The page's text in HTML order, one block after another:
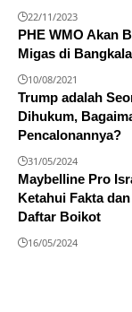
22/11/2023
PHE WMO Akan
Migas di
10/08/2021
Trump adalah
Dihukum,
Pencalonannya?
31/05/2024
Maybelline Pro
Ketahui Fakta
Daftar Boikot
16/05/2024